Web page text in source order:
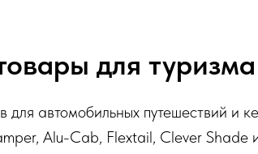
для
автомобильных путешествий и
Alu-Cab, Flextail, Clever Shade